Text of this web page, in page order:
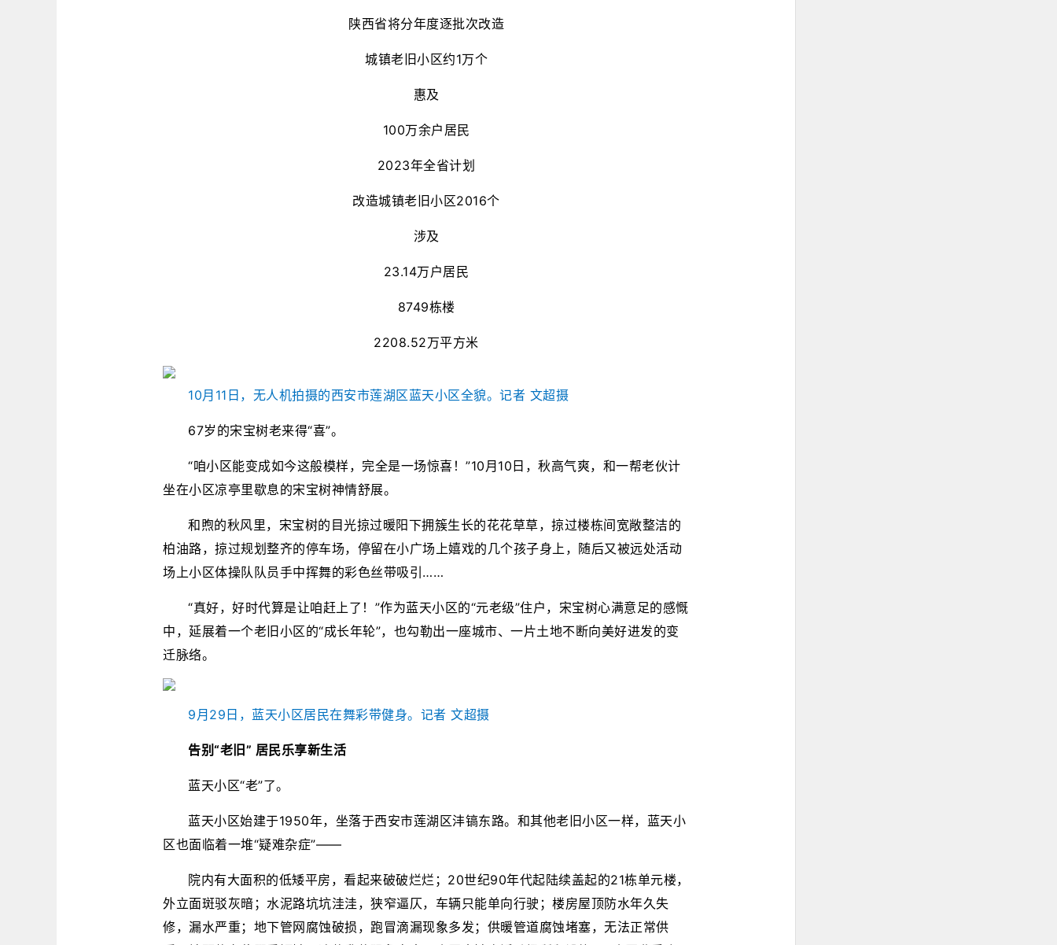
陕西省将分年度逐批次改造
城镇老旧小区约1万个
惠及
100万余户居民
2023年全省计划
改造城镇老旧小区2016个
涉及
23.14万户居民
8749栋楼
2208.52万平方米
10月11日，无人机拍摄的西安市莲湖区蓝天小区全貌。记者 文超摄
67岁的宋宝树老来得“喜”。
“咱小区能变成如今这般模样，完全是一场惊喜！”10月10日，秋高气爽，和一帮老伙计
坐在小区凉亭里歇息的宋宝树神情舒展。
和煦的秋风里，宋宝树的目光掠过暖阳下拥簇生长的花花草草，掠过楼栋间宽敞整洁的
柏油路，掠过规划整齐的停车场，停留在小广场上嬉戏的几个孩子身上，随后又被远处活动
场上小区体操队队员手中挥舞的彩色丝带吸引……
“真好，好时代算是让咱赶上了！”作为蓝天小区的“元老级”住户，宋宝树心满意足的感慨
中，延展着一个老旧小区的“成长年轮”，也勾勒出一座城市、一片土地不断向美好进发的变
迁脉络。
9月29日，蓝天小区居民在舞彩带健身。记者 文超摄
告别“老旧” 居民乐享新生活
蓝天小区“老”了。
蓝天小区始建于1950年，坐落于西安市莲湖区沣镐东路。和其他老旧小区一样，蓝天小
区也面临着一堆“疑难杂症”——
院内有大面积的低矮平房，看起来破破烂烂；20世纪90年代起陆续盖起的21栋单元楼，
外立面斑驳灰暗；水泥路坑坑洼洼，狭窄逼仄，车辆只能单向行驶；楼房屋顶防水年久失
修，漏水严重；地下管网腐蚀破损，跑冒滴漏现象多发；供暖管道腐蚀堵塞，无法正常供